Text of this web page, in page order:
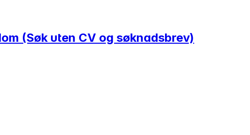
(Søk uten CV og søknadsbrev)